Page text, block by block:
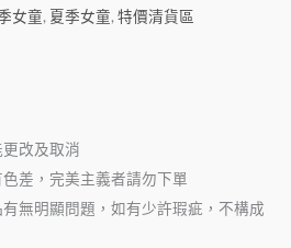
女童, 夏季女童, 特價清貨區
改及取消
差，完美主義者請勿下單
無明顯問題，如有少許瑕疵，不構成